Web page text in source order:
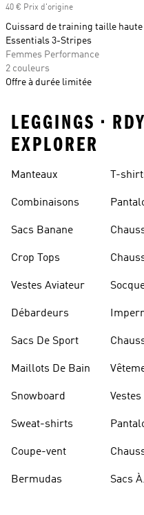
40 € Prix d'origine
Cuissard de training taille haute
Essentials 3-Stripes
Femmes Performance
2 couleurs
Offre à durée limitée
LEGGINGS •
EXPLORER
Manteaux
Combinaisons
Sacs Banane
Crop Tops
Vestes Aviateur
Débardeurs
Sacs De Sport
Maillots De Bain
Snowboard
Sweat-shirts
Coupe-vent
Bermudas
T-
Vestes
Sacs À